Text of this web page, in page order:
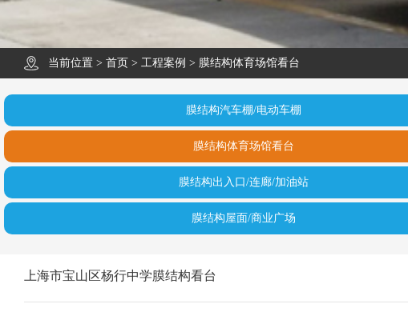
当前位置 > 首页 > 工程案例 > 膜结构体育场馆看台
膜结构汽车棚/电动车棚
膜结构体育场馆看台
膜结构出入口/连廊/加油站
膜结构屋面/商业广场
上海市宝山区杨行中学膜结构看台